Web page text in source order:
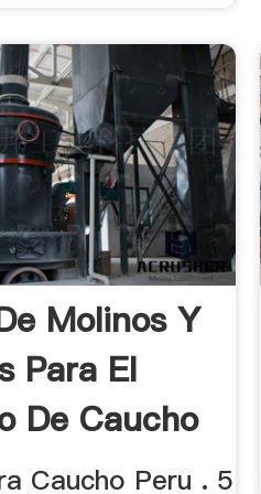
Molinos Y
Para El
De Caucho
Caucho Peru . 5